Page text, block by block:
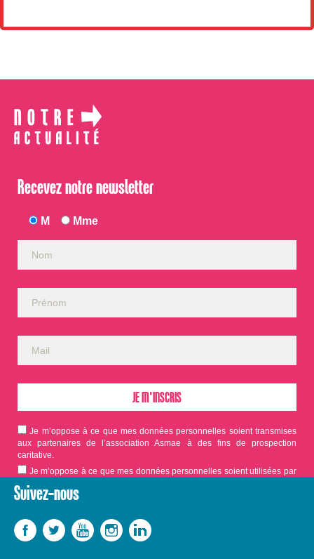
Recevez notre newsletter
M Mme
Je m’oppose à ce que mes données personnelles soient transmises
aux partenaires de l’association Asmae à des fins de prospection
caritative.
Je m’oppose à ce que mes données personnelles soient utilisées par
Suivez-nous